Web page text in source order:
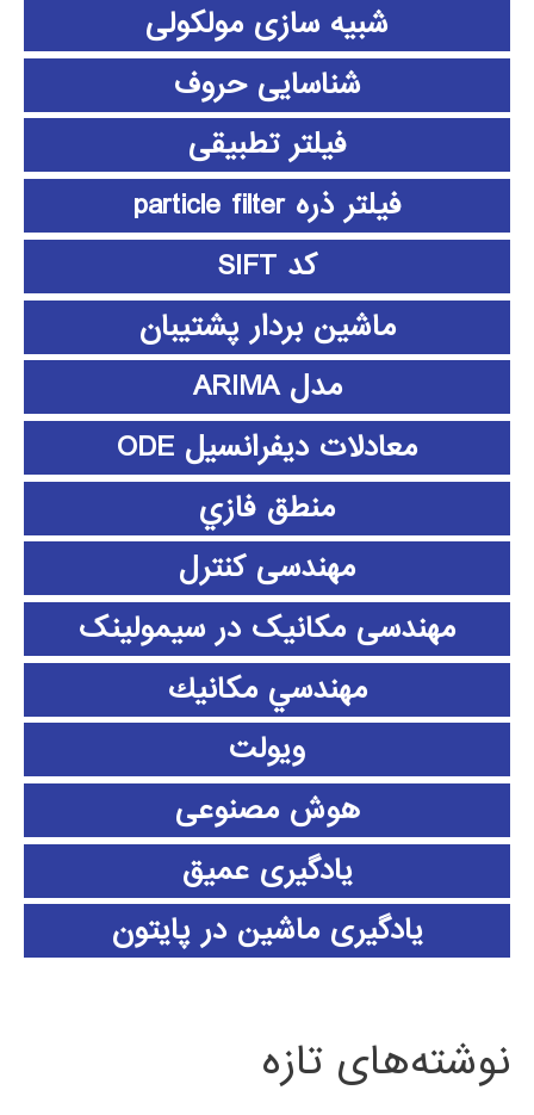
شبیه سازی مولکولی
شناسایی حروف
فیلتر تطبیقی
فیلتر ذره particle filter
کد SIFT
ماشین بردار پشتیبان
مدل ARIMA
معادلات دیفرانسیل ODE
منطق فازي
مهندسی کنترل
مهندسی مکانیک در سیمولینک
مهندسي مكانيك
ویولت
هوش مصنوعی
یادگیری عمیق
یادگیری ماشین در پایتون
نوشته‌های تازه